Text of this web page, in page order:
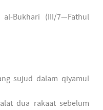
Bukhari (III/7—Fathul
sujud dalam qiyamul
dua rakaat sebelum